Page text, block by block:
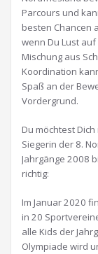
Parcours und
besten Chancen
wenn Du Lust
Mischung aus
Koordination
Spaß an der
Vordergrund.
Du möchtest
Siegerin der 8.
Jahrgänge 2008
richtig:
Im Januar 2020
in 20
alle Kids der
Olympiade wird